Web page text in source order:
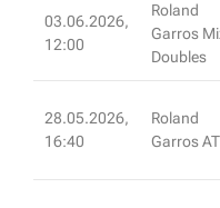
03.06.2026,
12:00
Roland
Garros
Doubles
28.05.2026,
16:40
Roland
Garros